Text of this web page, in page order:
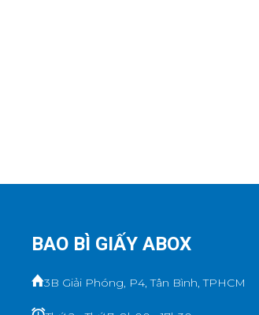
BAO BÌ GIẤY ABOX
3B Giải Phóng, P4, Tân Bình, TPHCM